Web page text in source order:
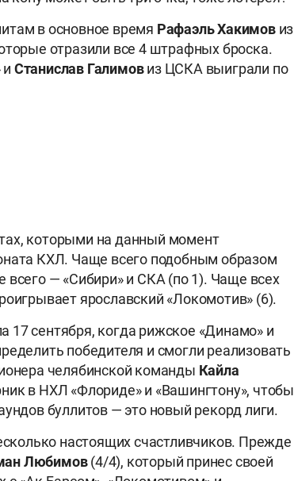
в основное время Рафаэль Хакимовиз
отразили все 4 штрафных броска.
Станислав Галимовиз ЦСКА выиграли по
которыми на данный момент
КХЛ. Чаще всего подобным образом
— «Сибири» и СКА (по 1). Чаще всех
ярославский «Локомотив» (6).
17 сентября, когда рижское «Динамо» и
победителя и смогли реализовать
челябинской команды Кайла
в НХЛ «Флориде» и «Вашингтону», чтобы
буллитов — это новый рекорд лиги.
настоящих счастливчиков. Прежде
Любимов(4/4), который принес своей